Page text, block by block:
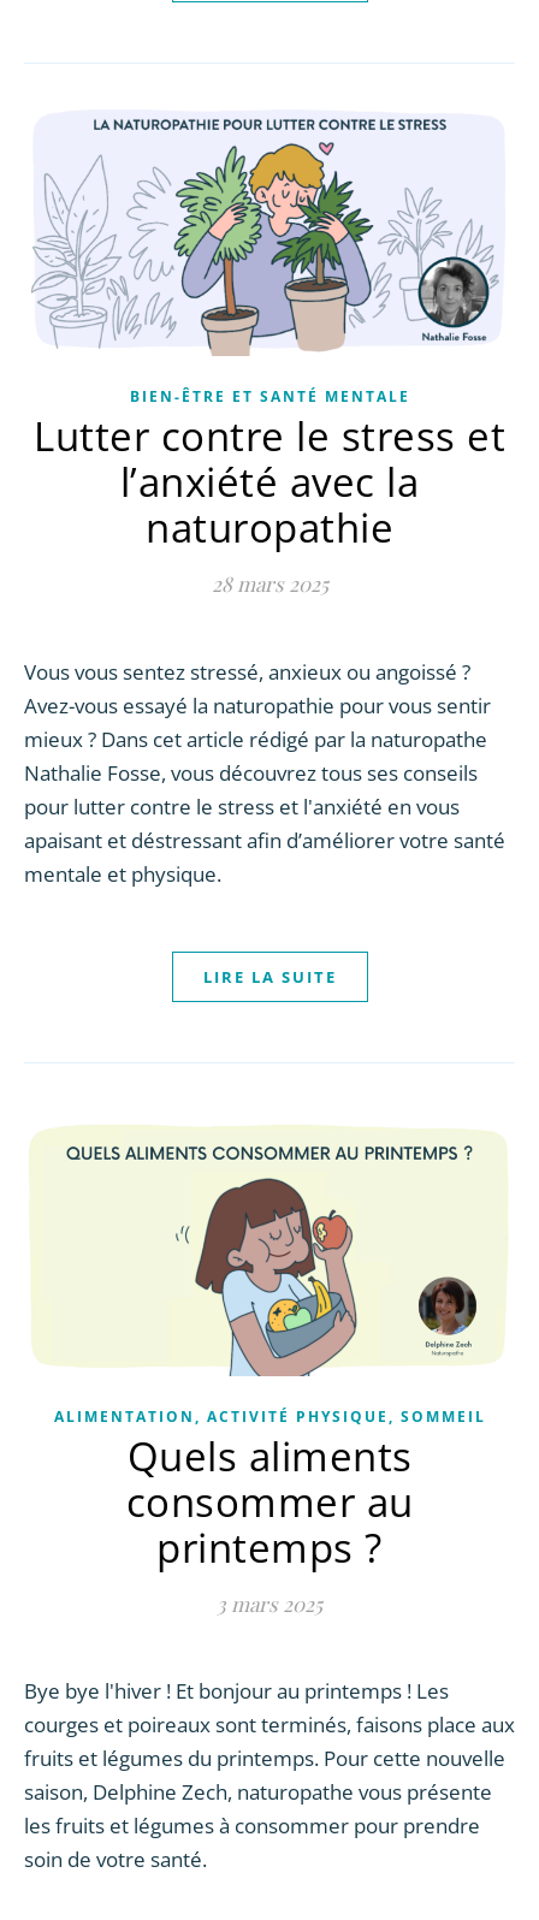
BIEN-ÊTRE ET SANTÉ MENTALE
Lutter contre le stress et
l’anxiété avec la
naturopathie
28 mars 2025
Vous vous sentez stressé, anxieux ou angoissé ?
Avez-vous essayé la naturopathie pour vous sentir
mieux ? Dans cet article rédigé par la naturopathe
Nathalie Fosse, vous découvrez tous ses conseils
pour lutter contre le stress et l'anxiété en vous
apaisant et déstressant afin d’améliorer votre santé
mentale et physique.
LIRE LA SUITE
ALIMENTATION, ACTIVITÉ PHYSIQUE, SOMMEIL
Quels aliments
consommer au
printemps ?
3 mars 2025
Bye bye l'hiver ! Et bonjour au printemps ! Les
courges et poireaux sont terminés, faisons place aux
fruits et légumes du printemps. Pour cette nouvelle
saison, Delphine Zech, naturopathe vous présente
les fruits et légumes à consommer pour prendre
soin de votre santé.